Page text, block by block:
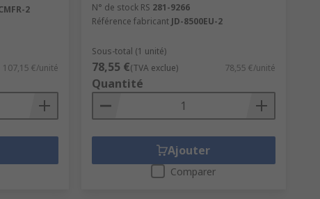
2
107,15 €/unité
N° de stock RS 281-9266
Référence fabricant JD-8500EU-2
Sous-total (1 unité)
78,55 €(TVA exclue) 78,55 €/unité
Quantité
Ajouter
Comparer